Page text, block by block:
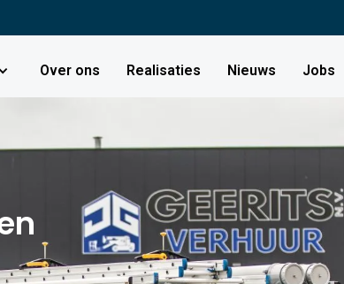
Over ons Realisaties Nieuws Jobs